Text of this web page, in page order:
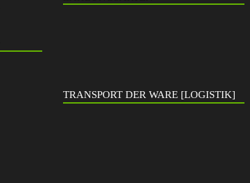
TRANSPORT DER WARE [LOGISTIK]